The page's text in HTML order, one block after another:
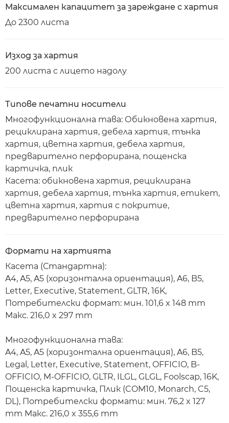
Максимален капацитет за зареждане с хартия
До 2300 листа
Изход за хартия
200 листа с лицето надолу
Типове печатни носители
Многофункционална тава: Обикновена хартия,
рециклирана хартия, дебела хартия, тънка
хартия, цветна хартия, дебела хартия,
предварително перфорирана, пощенска
картичка, плик
Касета: обикновена хартия, рециклирана
хартия, дебела хартия, тънка хартия, етикет,
цветна хартия, хартия с покритие,
предварително перфорирана
Формати на хартията
Касета (Стандартна):
A4, A5, A5 (хоризонтална ориентация), A6, B5,
Letter, Executive, Statement, GLTR, 16K,
Потребителски формат: мин. 101,6 x 148 mm
Макс. 216,0 x 297 mm
Многофункционална тава:
A4, A5, A5 (хоризонтална ориентация), A6, B5,
Legal, Letter, Executive, Statement, OFFICIO, B-
OFFICIO, M-OFFICIO, GLTR, ILGL, GLGL, Foolscap, 16K,
Пощенска картичка, Плик (COM10, Monarch, C5,
DL), Потребителски формати: мин. 76,2 x 127
mm Макс. 216,0 x 355,6 mm